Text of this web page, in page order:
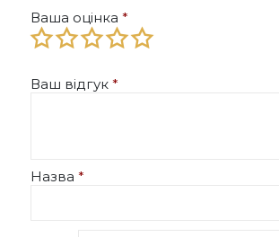
Ваша оцінка *
Ваш відгук *
Назва *